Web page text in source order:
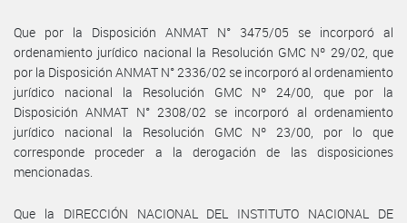
Que por la Disposición ANMAT N° 3475/05 se incorporó al
ordenamiento jurídico nacional la Resolución GMC Nº 29/02, que
por la Disposición ANMAT N° 2336/02 se incorporó al ordenamiento
jurídico nacional la Resolución GMC Nº 24/00, que por la
Disposición ANMAT N° 2308/02 se incorporó al ordenamiento
jurídico nacional la Resolución GMC Nº 23/00, por lo que
corresponde proceder a la derogación de las disposiciones
mencionadas.
Que la DIRECCIÓN NACIONAL DEL INSTITUTO NACIONAL DE